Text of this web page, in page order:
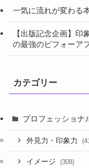
一気に流れが変わる
【出版記念企画】印
の最強のビフォーア
カテゴリー
プロフェッショナ
外見力・印象力
イメージ (308)